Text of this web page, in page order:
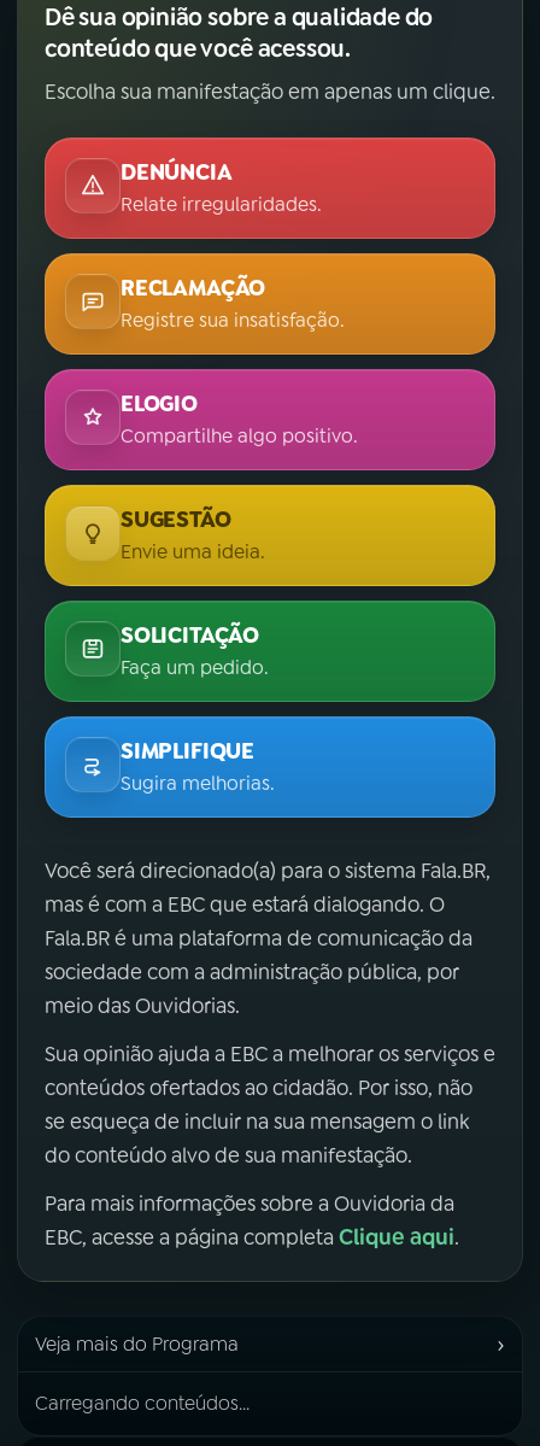
Dê sua opinião sobre a qualidade do
conteúdo que você acessou.
Escolha sua manifestação em apenas um clique.
DENÚNCIA
Relate irregularidades.
RECLAMAÇÃO
Registre sua insatisfação.
ELOGIO
Compartilhe algo positivo.
SUGESTÃO
Envie uma ideia.
SOLICITAÇÃO
Faça um pedido.
SIMPLIFIQUE
Sugira melhorias.
Você será direcionado(a) para o sistema Fala.BR,
mas é com a EBC que estará dialogando. O
Fala.BR é uma plataforma de comunicação da
sociedade com a administração pública, por
meio das Ouvidorias.
Sua opinião ajuda a EBC a melhorar os serviços e
conteúdos ofertados ao cidadão. Por isso, não
se esqueça de incluir na sua mensagem o link
do conteúdo alvo de sua manifestação.
Para mais informações sobre a Ouvidoria da
EBC, acesse a página completa Clique aqui.
Veja mais do Programa ›
Carregando conteúdos...